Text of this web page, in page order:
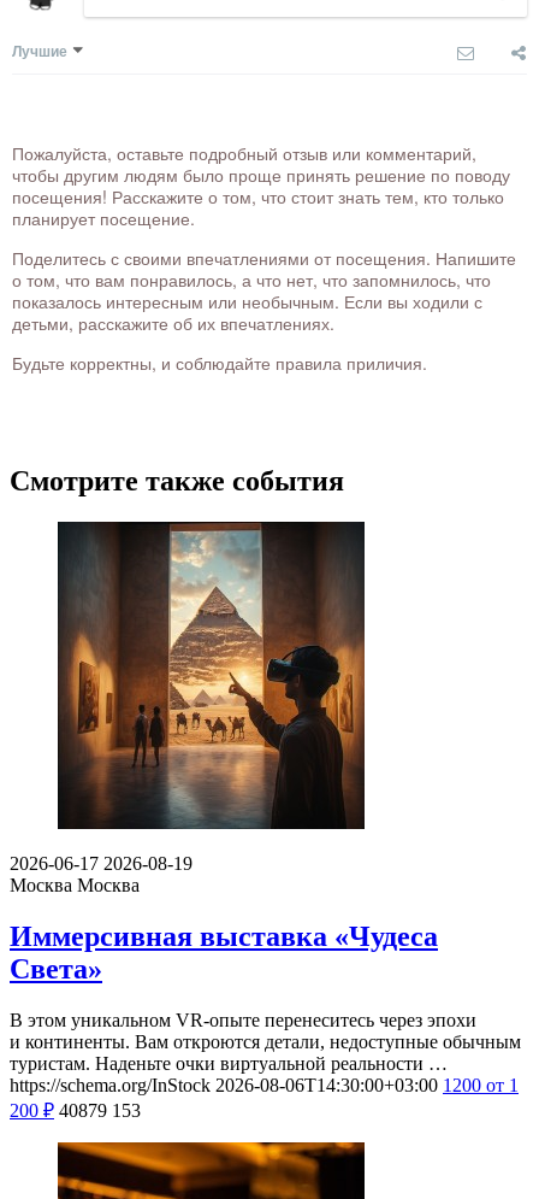
Лучшие
Пожалуйста, оставьте подробный отзыв или комментарий,
чтобы другим людям было проще принять решение по поводу
посещения! Расскажите о том, что стоит знать тем, кто только
планирует посещение.
Поделитесь с своими впечатлениями от посещения. Напишите
о том, что вам понравилось, а что нет, что запомнилось, что
показалось интересным или необычным. Если вы ходили с
детьми, расскажите об их впечатлениях.
Будьте корректны, и соблюдайте правила приличия.
Смотрите также события
2026-06-17 2026-08-19
Москва Москва
Иммерсивная выставка «Чудеса
Света»
В этом уникальном VR-опыте перенеситесь через эпохи
и континенты. Вам откроются детали, недоступные обычным
туристам. Наденьте очки виртуальной реальности …
https://schema.org/InStock 2026-08-06T14:30:00+03:00 1200 от 1
200 ₽ 40879 153